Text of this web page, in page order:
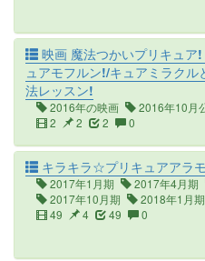
映画 魔法つかいプリキュア
ュアモフルン!/キュアミラクル
法レッスン!
2016年の映画
2016年10月
2
2 2 0
キラキラ☆プリキュアアラ
2017年1月期 2017年4月期
2017年10月期
2018年1月期
49
4 49 0